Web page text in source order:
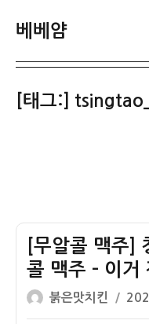
베베얌
[태그:]
[무알콜 맥주]
콜 맥주 – 이
글
쓴
붉은맛치킨
작
성